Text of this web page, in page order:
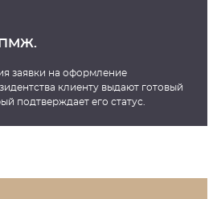
ПМЖ.
заявки на оформление
клиенту выдают готовый
подтверждает его статус.